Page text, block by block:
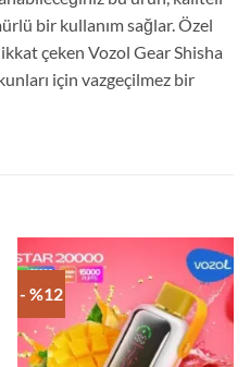
bir kullanım sağlar. Özel
çeken Vozol Gear Shisha
için vazgeçilmez bir
- %12